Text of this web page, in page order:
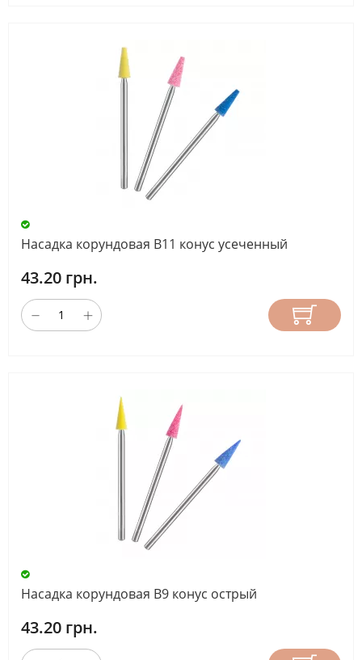
Насадка корундовая B11 конус усеченный
43.20 грн.
Насадка корундовая B9 конус острый
43.20 грн.